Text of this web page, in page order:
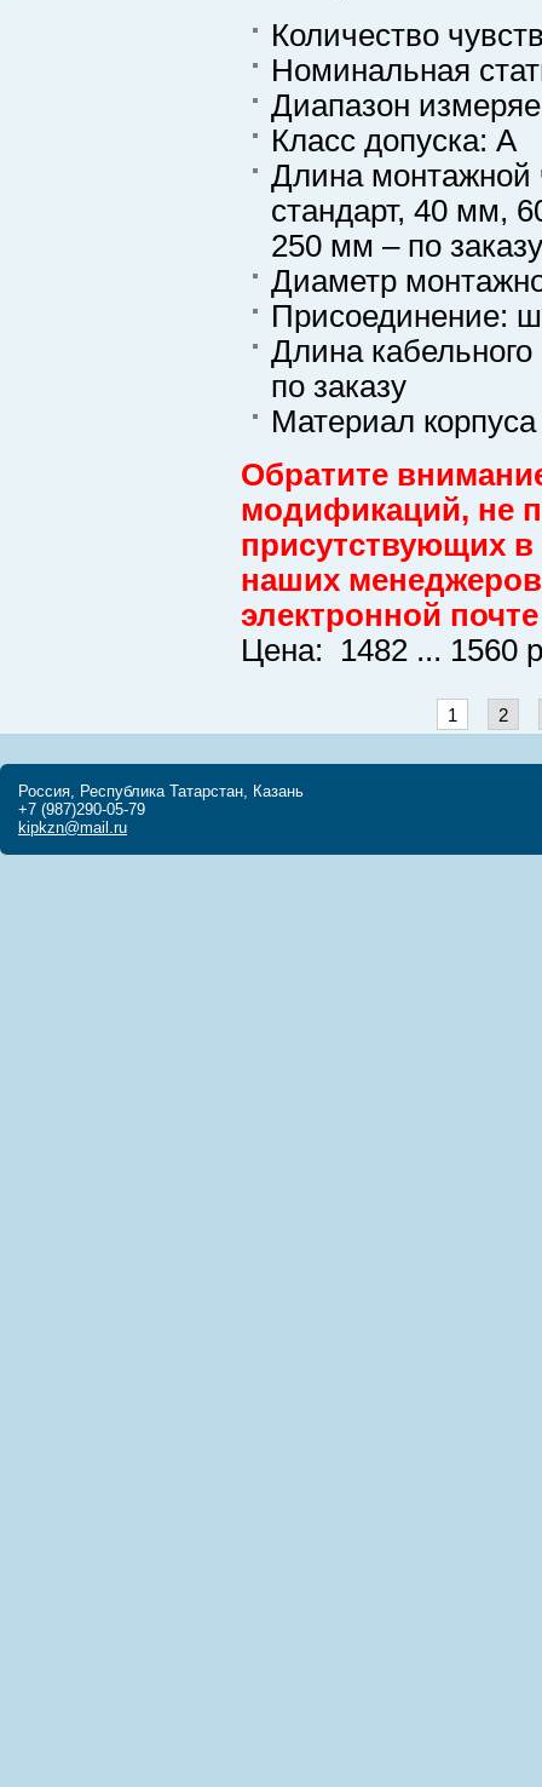
Количество
Номинальная
Диапазон
Класс допуска: А
Длина
стандарт, 40 мм,
250 мм – по заказу
Диаметр
Присоединение:
Длина
по заказу
Материал
Обратите
модификаций, не
присутствующих
наших менеджеров
электронной
Цена: 1482 ... 1560
1 2
Россия, Республика Татарстан, Казань
+7 (987)290-05-79
kipkzn@mail.ru